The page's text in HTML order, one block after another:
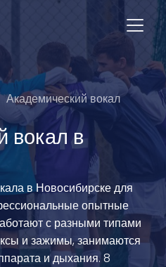
Академический вокал
вокал в
в Новосибирске для
опытные
с разными типами
и зажимы, занимаются
и дыхания. 8